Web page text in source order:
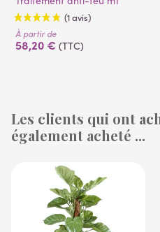
À partir de
58,20 € (TTC)
Les clients qui ont
également acheté ...